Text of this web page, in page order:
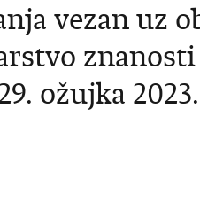
vezan uz
ožujka